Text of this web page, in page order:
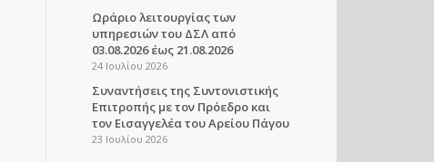
Ωράριο λειτουργίας των
υπηρεσιών του ΔΣΛ από
03.08.2026 έως 21.08.2026
24 Ιουλίου 2026
Συναντήσεις της Συντονιστικής
Επιτροπής με τον Πρόεδρο και
τον Εισαγγελέα του Αρείου Πάγου
23 Ιουλίου 2026